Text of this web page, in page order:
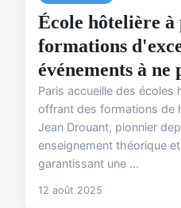
École hôtelière à
formations
événements à ne
Paris accueille des écoles
offrant des formations de
Jean Drouant, pionnier
enseignement théorique
garantissant une ...
12 août 2025